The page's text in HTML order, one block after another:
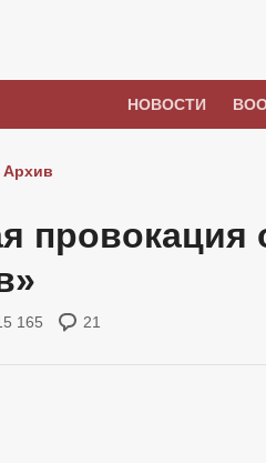
НОВОСТИ
Архив
провокация
165 21